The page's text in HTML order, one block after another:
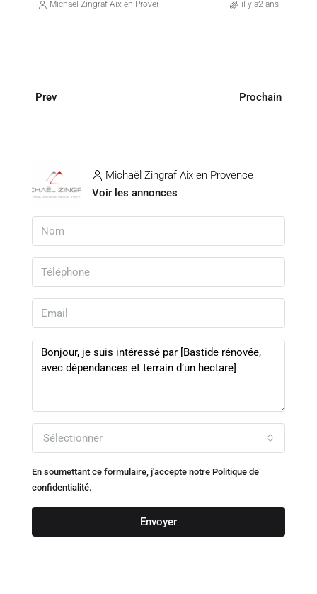
Michaël Zingraf Aix en Provence il y a2 ans
Prev Prochain
Michaël Zingraf Aix en Provence
Voir les annonces
Sélectionner
En soumettant ce formulaire, j'accepte notre Politique de
confidentialité.
Envoyer